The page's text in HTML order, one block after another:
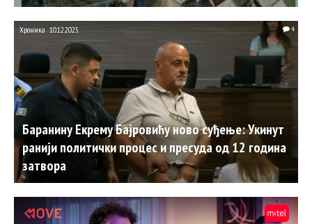
Баранину Екрему Бајровићу ново суђење: Укинут
ранији политички процес и пресуда од 12 година
затвора
Хроника 10.12.2025. 4